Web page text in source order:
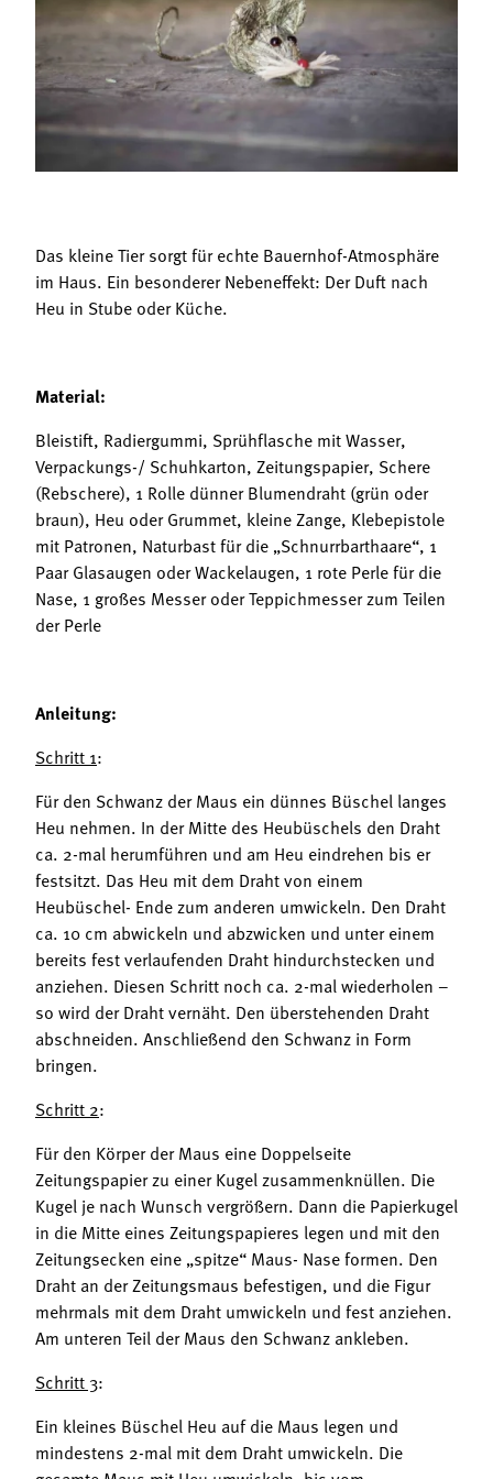
Mitgliedschaft
Landessekretariat
Bäuerliche Buffets
Hofgeschichten
Das kleine Tier sorgt für echte Bauernhof-Atmosphäre
im Haus. Ein besonderer Nebeneffekt: Der Duft nach
Heu in Stube oder Küche.
Material:
Bleistift, Radiergummi, Sprühflasche mit Wasser,
Verpackungs-/ Schuhkarton, Zeitungspapier, Schere
(Rebschere), 1 Rolle dünner Blumendraht (grün oder
braun), Heu oder Grummet, kleine Zange, Klebepistole
mit Patronen, Naturbast für die „Schnurrbarthaare“, 1
Paar Glasaugen oder Wackelaugen, 1 rote Perle für die
Nase, 1 großes Messer oder Teppichmesser zum Teilen
der Perle
Anleitung:
Schritt 1:
Für den Schwanz der Maus ein dünnes Büschel langes
Heu nehmen. In der Mitte des Heubüschels den Draht
ca. 2-mal herumführen und am Heu eindrehen bis er
festsitzt. Das Heu mit dem Draht von einem
Heubüschel- Ende zum anderen umwickeln. Den Draht
ca. 10 cm abwickeln und abzwicken und unter einem
bereits fest verlaufenden Draht hindurchstecken und
anziehen. Diesen Schritt noch ca. 2-mal wiederholen –
so wird der Draht vernäht. Den überstehenden Draht
abschneiden. Anschließend den Schwanz in Form
bringen.
Schritt 2:
Für den Körper der Maus eine Doppelseite
Zeitungspapier zu einer Kugel zusammenknüllen. Die
Kugel je nach Wunsch vergrößern. Dann die Papierkugel
in die Mitte eines Zeitungspapieres legen und mit den
Zeitungsecken eine „spitze“ Maus- Nase formen. Den
Draht an der Zeitungsmaus befestigen, und die Figur
mehrmals mit dem Draht umwickeln und fest anziehen.
Am unteren Teil der Maus den Schwanz ankleben.
Schritt 3:
Ein kleines Büschel Heu auf die Maus legen und
mindestens 2-mal mit dem Draht umwickeln. Die